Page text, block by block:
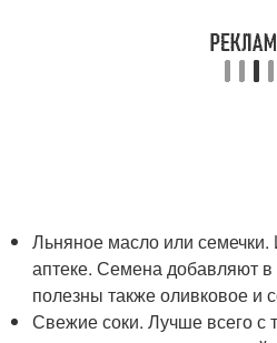
Льняное масло или
аптеке. Семена добавляют
полезны также оливковое и
Свежие соки. Лучше всего с